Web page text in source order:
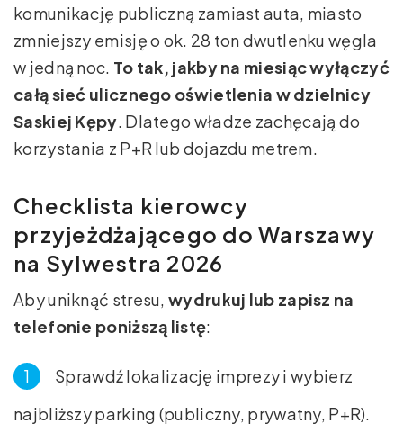
komunikację publiczną zamiast auta, miasto
zmniejszy emisję o ok. 28 ton dwutlenku węgla
w jedną noc. To tak, jakby na miesiąc wyłączyć
całą sieć ulicznego oświetlenia w dzielnicy
Saskiej Kępy. Dlatego władze zachęcają do
korzystania z P+R lub dojazdu metrem.
Checklista kierowcy
przyjeżdżającego do Warszawy
na Sylwestra 2026
Aby uniknąć stresu, wydrukuj lub zapisz na
telefonie poniższą listę:
Sprawdź lokalizację imprezy i wybierz
najbliższy parking (publiczny, prywatny, P+R).